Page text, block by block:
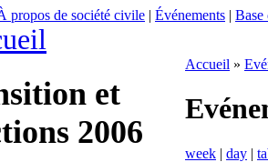
propos de société civile | Événements | Base
et
2006
Accueil »
week | day |